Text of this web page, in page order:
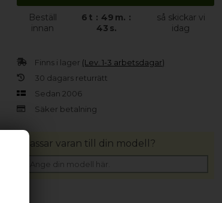
Beställ
innan
6 t : 49 m. :
43 s.
så skickar vi
idag
Finns i lager (Lev. 1-3 arbetsdagar)
30 dagars returrätt
Sedan 2006
Säker betalning
Passar varan till din modell?